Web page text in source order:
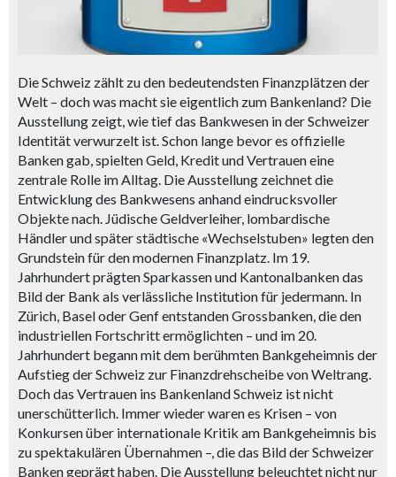
Die Schweiz zählt zu den bedeutendsten Finanzplätzen der
Welt – doch was macht sie eigentlich zum Bankenland? Die
Ausstellung zeigt, wie tief das Bankwesen in der Schweizer
Identität verwurzelt ist. Schon lange bevor es offizielle
Banken gab, spielten Geld, Kredit und Vertrauen eine
zentrale Rolle im Alltag. Die Ausstellung zeichnet die
Entwicklung des Bankwesens anhand eindrucksvoller
Objekte nach. Jüdische Geldverleiher, lombardische
Händler und später städtische «Wechselstuben» legten den
Grundstein für den modernen Finanzplatz. Im 19.
Jahrhundert prägten Sparkassen und Kantonalbanken das
Bild der Bank als verlässliche Institution für jedermann. In
Zürich, Basel oder Genf entstanden Grossbanken, die den
industriellen Fortschritt ermöglichten – und im 20.
Jahrhundert begann mit dem berühmten Bankgeheimnis der
Aufstieg der Schweiz zur Finanzdrehscheibe von Weltrang.
Doch das Vertrauen ins Bankenland Schweiz ist nicht
unerschütterlich. Immer wieder waren es Krisen – von
Konkursen über internationale Kritik am Bankgeheimnis bis
zu spektakulären Übernahmen –, die das Bild der Schweizer
Banken geprägt haben. Die Ausstellung beleuchtet nicht nur